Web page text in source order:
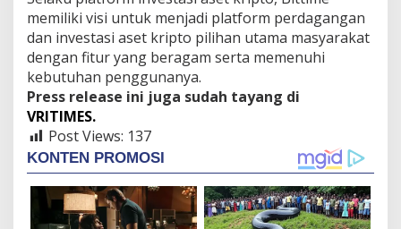
memiliki visi untuk menjadi platform perdagangan
dan investasi aset kripto pilihan utama masyarakat
dengan fitur yang beragam serta memenuhi
kebutuhan penggunanya.
Press release ini juga sudah tayang di
VRITIMES.
Post Views: 137